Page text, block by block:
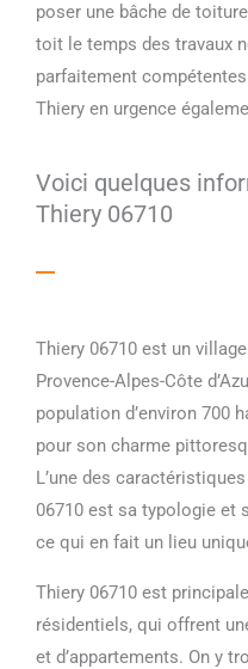
poser une bâche de
toit le temps des travaux
parfaitement
Thiery en urgence
Voici quelques
Thiery 06710
Thiery 06710 est un
Provence-Alpes-Côte
population d’environ 700
pour son charme
L’une des
06710 est sa typologie et
ce qui en fait un lieu
Thiery 06710 est
résidentiels, qui offrent
et d’appartements. On y